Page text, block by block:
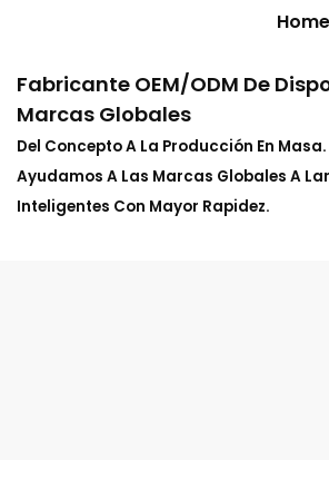
Home
Fabricante OEM/ODM De
Marcas Globales
Del Concepto A La Producción En Masa.
Ayudamos A Las Marcas Globales A
Inteligentes Con Mayor Rapidez.